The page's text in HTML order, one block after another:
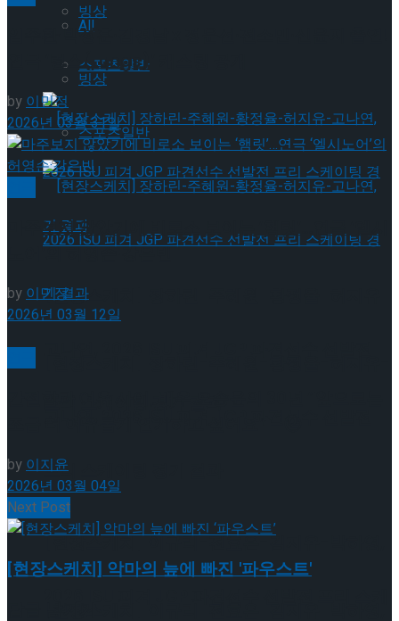
빙상
스포츠일반
[현장스케치] 장하린-주혜원-황정율-허지유-
[현장스케치] 이규리-전효은-김지유-박하영,
All
빙상
스포츠일반
프리 스케이팅 경기 결과
임주환∙박성훈∙김경남 x 정운선∙전소민∙신윤지 출연!
연극 ‘렁스(Lungs)’ 캐스팅 공개
by이민정
2026년 03월 31일
마주보지 않았기에 비로소 보이는 ‘햄릿’…연극 ‘엘시
노어’의 허영손·강은빈
by이민정
2026년 03월 12일
by이지윤
2026년 03월 04일
Next Post
[현장스케치] 악마의 늪에 빠진 '파우스트'